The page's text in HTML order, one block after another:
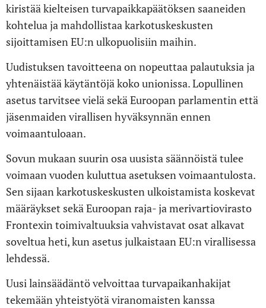
kiristää kielteisen turvapaikkapäätöksen saaneiden
kohtelua ja mahdollistaa karkotuskeskusten
sijoittamisen EU:n ulkopuolisiin maihin.
Uudistuksen tavoitteena on nopeuttaa palautuksia ja
yhtenäistää käytäntöjä koko unionissa. Lopullinen
asetus tarvitsee vielä sekä Euroopan parlamentin että
jäsenmaiden virallisen hyväksynnän ennen
voimaantuloaan.
Sovun mukaan suurin osa uusista säännöistä tulee
voimaan vuoden kuluttua asetuksen voimaantulosta.
Sen sijaan karkotuskeskusten ulkoistamista koskevat
määräykset sekä Euroopan raja- ja merivartiovirasto
Frontexin toimivaltuuksia vahvistavat osat alkavat
soveltua heti, kun asetus julkaistaan EU:n virallisessa
lehdessä.
Uusi lainsäädäntö velvoittaa turvapaikanhakijat
tekemään yhteistyötä viranomaisten kanssa